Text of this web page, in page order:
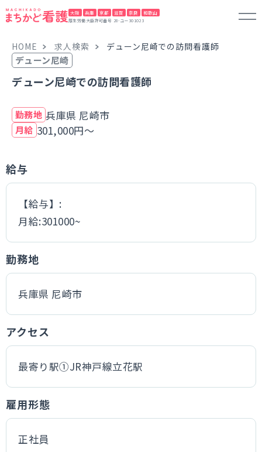
大阪 兵庫 京都 滋賀 奈良 和歌山
厚生労働大臣許可番号 28-ユー301023
HOME 求人検索 デューン尼崎での訪問看護師
デューン尼崎
デューン尼崎での訪問看護師
勤務地 兵庫県 尼崎市
月給 301,000円～
給与
【給与】:
月給:301000~
勤務地
兵庫県 尼崎市
アクセス
最寄り駅①JR神戸線立花駅
雇用形態
正社員